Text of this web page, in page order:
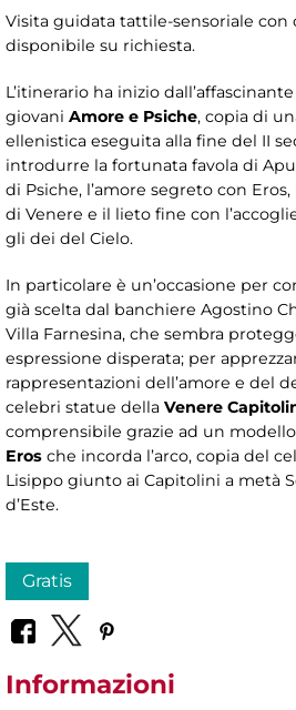
Visita guidata tattile-sensoriale con
disponibile su richiesta.
L’itinerario ha inizio
giovani Amore e Psiche, copia di
ellenistica eseguita alla fine del II
introdurre la fortunata favola di
di Psiche, l’amore segreto con
di Venere e il lieto fine con
gli dei del Cielo.
In particolare è un’occasione per
già scelta dal banchiere Agostino
Villa Farnesina, che sembra
espressione disperata; per
rappresentazioni dell’amore e del
celebri statue della Venere
comprensibile grazie ad un
Eros che incorda l’arco, copia del
Lisippo giunto ai Capitolini a metà
d’Este.
Gratis
Informazioni